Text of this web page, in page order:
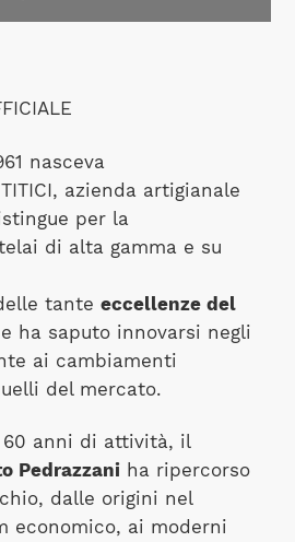
nasceva
azienda artigianale
per la
di alta gamma e su
tante eccellenze del
ha saputo innovarsi negli
ai cambiamenti
del mercato.
60 anni di attività, il
Pedrazzaniha ripercorso
dalle origini nel
economico, ai moderni